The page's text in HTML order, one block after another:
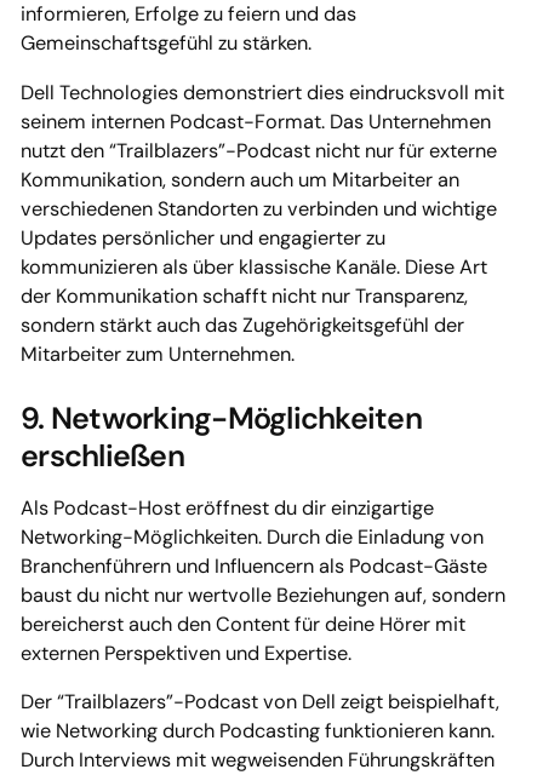
informieren, Erfolge zu feiern und das
Gemeinschaftsgefühl zu stärken.
Dell Technologies demonstriert dies eindrucksvoll mit
seinem internen Podcast-Format. Das Unternehmen
nutzt den “Trailblazers”-Podcast nicht nur für externe
Kommunikation, sondern auch um Mitarbeiter an
verschiedenen Standorten zu verbinden und wichtige
Updates persönlicher und engagierter zu
kommunizieren als über klassische Kanäle. Diese Art
der Kommunikation schafft nicht nur Transparenz,
sondern stärkt auch das Zugehörigkeitsgefühl der
Mitarbeiter zum Unternehmen.
9. Networking-Möglichkeiten
erschließen
Als Podcast-Host eröffnest du dir einzigartige
Networking-Möglichkeiten. Durch die Einladung von
Branchenführern und Influencern als Podcast-Gäste
baust du nicht nur wertvolle Beziehungen auf, sondern
bereicherst auch den Content für deine Hörer mit
externen Perspektiven und Expertise.
Der “Trailblazers”-Podcast von Dell zeigt beispielhaft,
wie Networking durch Podcasting funktionieren kann.
Durch Interviews mit wegweisenden Führungskräften